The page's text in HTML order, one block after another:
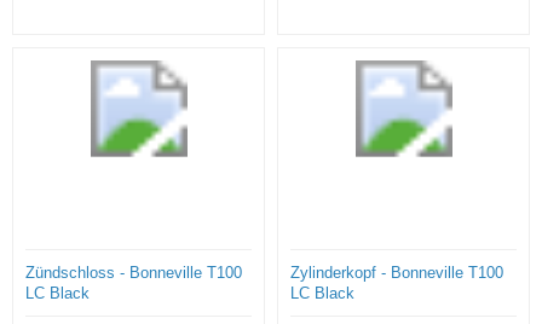
Zündschloss - Bonneville T100
LC Black
Zylinderkopf - Bonneville T100
LC Black